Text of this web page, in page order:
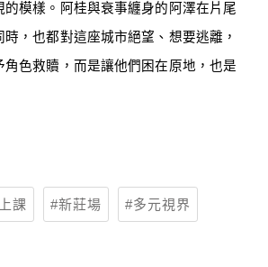
的模樣。阿桂與衰事纏身的 阿澤在片尾
，也都對這座城市絕望、想要逃離，
角色救贖，而是讓他們困在原地，也是
課 新莊場 多元視界